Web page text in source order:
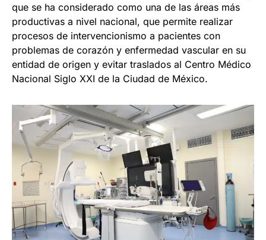
que se ha considerado como una de las áreas más
productivas a nivel nacional, que permite realizar
procesos de intervencionismo a pacientes con
problemas de corazón y enfermedad vascular en su
entidad de origen y evitar traslados al Centro Médico
Nacional Siglo XXI de la Ciudad de México.